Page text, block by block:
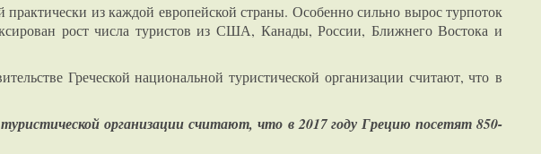
из каждой европейской страны. Особенно сильно вырос турпоток
рост числа туристов из США, Канады, России, Ближнего Востока и
Греческой национальной туристической организации считают, что в
организации считают, что в 2017 году Грецию посетят 850-